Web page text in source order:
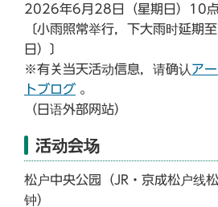
2026年6月28日（星期日）10
〔小雨照常举行，下大雨时延期
日）〕
※有关当天活动信息，请确认 ア
トブログ 。
（日语外部网站）
活动会场
松户中央公园（JR・京成松户线
钟）